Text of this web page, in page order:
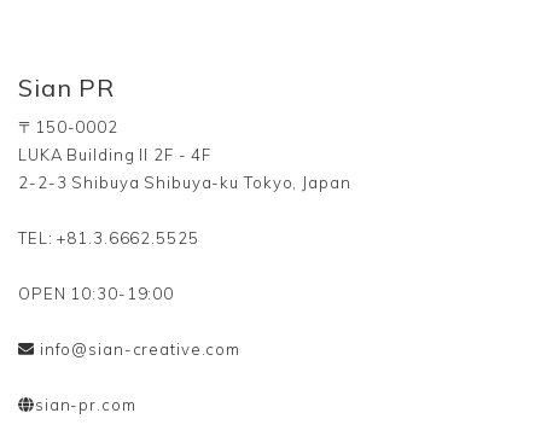
Sian PR
〒150-0002
LUKA Building II 2F - 4F
2-2-3 Shibuya Shibuya-ku Tokyo, Japan
TEL: +81.3.6662.5525
OPEN 10:30-19:00
info@sian-creative.com
sian-pr.com